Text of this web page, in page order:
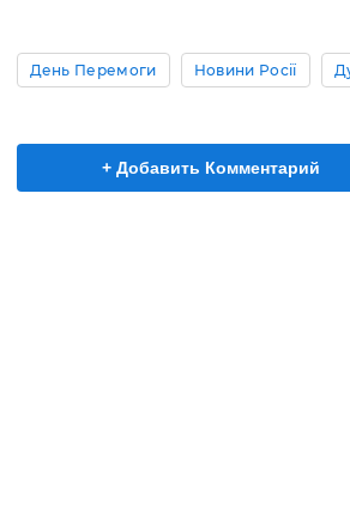
День Перемоги Новини Росії
+ Добавить Комментарий